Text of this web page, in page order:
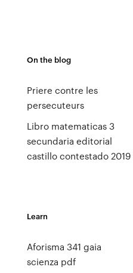
On the blog
Priere contre les
persecuteurs
Libro matematicas 3
secundaria editorial
castillo contestado 2019
Learn
Aforisma 341 gaia
scienza pdf